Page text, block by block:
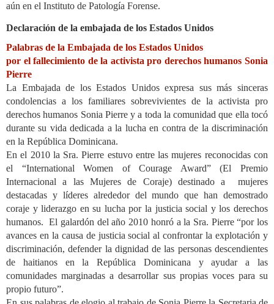
aún en el Instituto de Patología Forense.
Declaración de la embajada de los Estados Unidos
Palabras de la Embajada de los Estados Unidos
por el fallecimiento de la activista pro derechos humanos Sonia
Pierre
La Embajada de los Estados Unidos expresa sus más sinceras
condolencias a los familiares sobrevivientes de la activista pro
derechos humanos Sonia Pierre y a toda la comunidad que ella tocó
durante su vida dedicada a la lucha en contra de la discriminación
en la República Dominicana.
En el 2010 la Sra. Pierre estuvo entre las mujeres reconocidas con
el “International Women of Courage Award” (El Premio
Internacional a las Mujeres de Coraje) destinado a mujeres
destacadas y líderes alrededor del mundo que han demostrado
coraje y liderazgo en su lucha por la justicia social y los derechos
humanos. El galardón del año 2010 honró a la Sra. Pierre “por los
avances en la causa de justicia social al confrontar la explotación y
discriminación, defender la dignidad de las personas descendientes
de haitianos en la República Dominicana y ayudar a las
comunidades marginadas a desarrollar sus propias voces para su
propio futuro”.